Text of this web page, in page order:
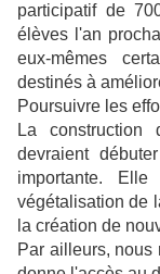
participatif de
élèves l'an
eux-mêmes
destinés à
Poursuivre les
La construction
devraient
importante.
végétalisation de
la création de
Par ailleurs, nous